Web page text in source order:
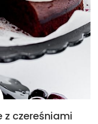
czereśniami